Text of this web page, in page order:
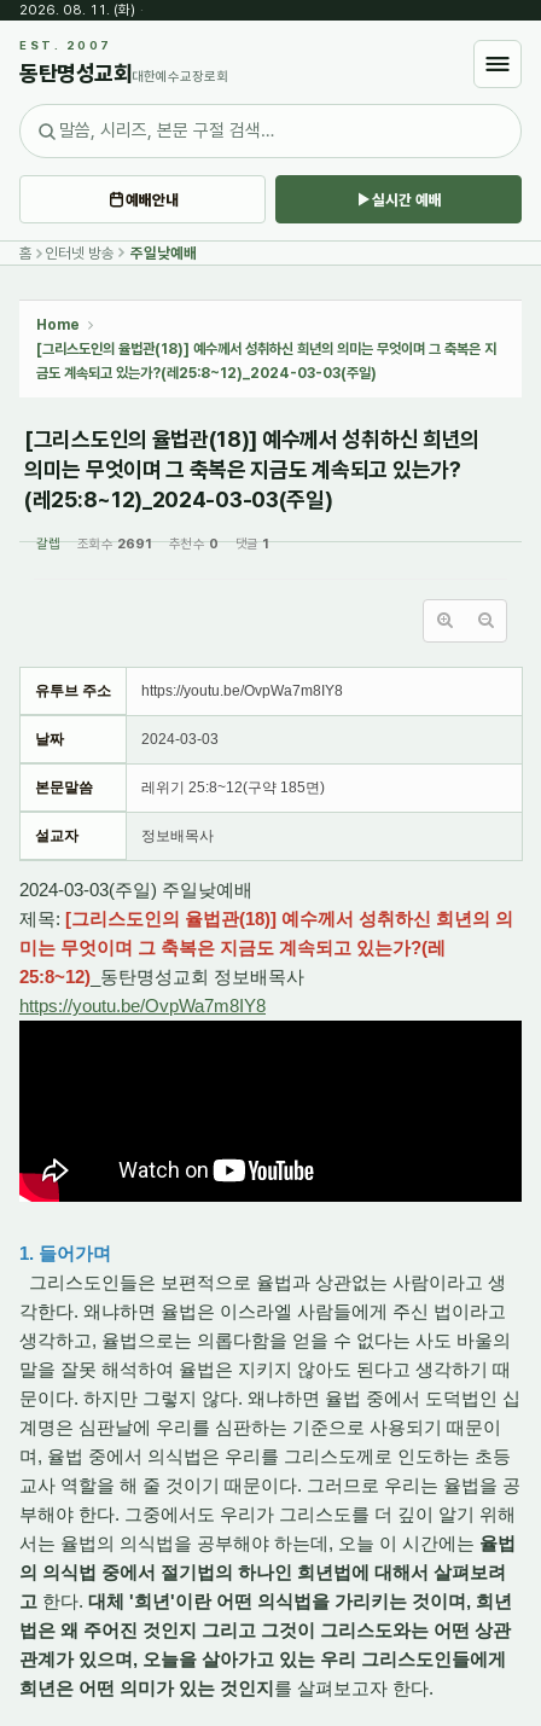
2026. 08. 11. (화) ·
EST. 2007
동탄명성교회 대한예수교장로회
예배안내 실시간 예배
홈 인터넷 방송 주일낮예배
Home
[그리스도인의 율법관(18)] 예수께서 성취하신 희년의 의미는 무엇이며 그 축복은 지
금도 계속되고 있는가?(레25:8~12)_2024-03-03(주일)
[그리스도인의 율법관(18)] 예수께서 성취하신 희년의
의미는 무엇이며 그 축복은 지금도 계속되고 있는가?
(레25:8~12)_2024-03-03(주일)
갈렙 조회 수2691 추천 수0 댓글1
유투브 주소 https://youtu.be/OvpWa7m8IY8
날짜 2024-03-03
본문말씀 레위기 25:8~12(구약 185면)
설교자 정보배목사
2024-03-03(주일) 주일낮예배
제목: [그리스도인의 율법관(18)] 예수께서 성취하신 희년의 의
미는 무엇이며 그 축복은 지금도 계속되고 있는가?(레
25:8~12) _동탄명성교회 정보배목사
https://youtu.be/OvpWa7m8IY8
1. 들어가며
그리스도인들은 보편적으로 율법과 상관없는 사람이라고 생
각한다. 왜냐하면 율법은 이스라엘 사람들에게 주신 법이라고
생각하고, 율법으로는 의롭다함을 얻을 수 없다는 사도 바울의
말을 잘못 해석하여 율법은 지키지 않아도 된다고 생각하기 때
문이다. 하지만 그렇지 않다. 왜냐하면 율법 중에서 도덕법인 십
계명은 심판날에 우리를 심판하는 기준으로 사용되기 때문이
며, 율법 중에서 의식법은 우리를 그리스도께로 인도하는 초등
교사 역할을 해 줄 것이기 때문이다. 그러므로 우리는 율법을 공
부해야 한다. 그중에서도 우리가 그리스도를 더 깊이 알기 위해
서는 율법의 의식법을 공부해야 하는데, 오늘 이 시간에는 율법
의 의식법 중에서 절기법의 하나인 희년법에 대해서 살펴보려
고 한다. 대체 '희년'이란 어떤 의식법을 가리키는 것이며, 희년
법은 왜 주어진 것인지 그리고 그것이 그리스도와는 어떤 상관
관계가 있으며, 오늘을 살아가고 있는 우리 그리스도인들에게
희년은 어떤 의미가 있는 것인지를 살펴보고자 한다.
Sketchbook5, 스케치북5
Sketchbook5, 스케치북5